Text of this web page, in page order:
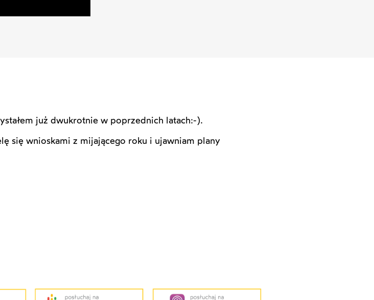
już dwukrotnie w poprzednich latach:-).
się wnioskami z mijającego roku i ujawniam plany